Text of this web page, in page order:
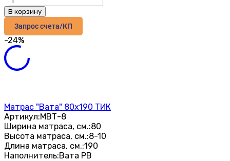
В корзину
Запрос счета/КП
-24%
Матрас "Вата" 80х190 ТИК
Артикул:МВТ-8
Ширина матраса, см.:80
Высота матраса, см.:8-10
Длина матраса, см.:190
Наполнитель:Вата РВ